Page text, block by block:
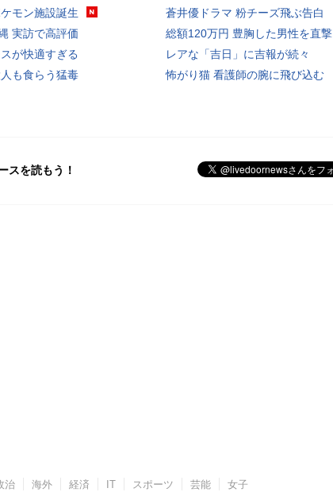
モン施設誕生
実訪で高評価
が快適すぎる
も食らう猛毒
蒼井優ドラマ 粉チーズ飛ぶ告白
総額120万円 豊胸した男性を直撃
レアな「吉日」に吉報が続々
怖がり猫 看護師の腕に飛び込む
スを読もう！
治 海外 経済 IT スポーツ 芸能 女子